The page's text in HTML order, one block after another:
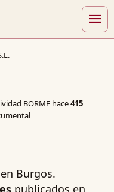
menu
BORME hace415
Burgos.
publicados en